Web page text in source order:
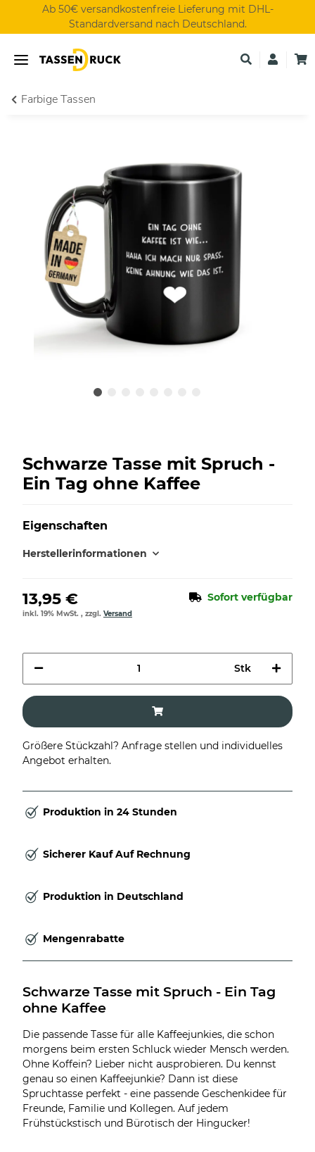
Ab 50€ versandkostenfreie Lieferung mit DHL-
Standardversand nach Deutschland.
Farbige Tassen
Schwarze Tasse mit Spruch -
Ein Tag ohne Kaffee
Eigenschaften
Herstellerinformationen
13,95 € Sofort verfügbar
inkl. 19% MwSt. , zzgl. Versand
Stk
Größere Stückzahl? Anfrage stellen und individuelles
Angebot erhalten.
Produktion in 24 Stunden
Sicherer Kauf Auf Rechnung
Produktion in Deutschland
Mengenrabatte
Schwarze Tasse mit Spruch - Ein Tag
ohne Kaffee
Die passende Tasse für alle Kaffeejunkies, die schon
morgens beim ersten Schluck wieder Mensch werden.
Ohne Koffein? Lieber nicht ausprobieren. Du kennst
genau so einen Kaffeejunkie? Dann ist diese
Spruchtasse perfekt - eine passende Geschenkidee für
Freunde, Familie und Kollegen. Auf jedem
Frühstückstisch und Bürotisch der Hingucker!